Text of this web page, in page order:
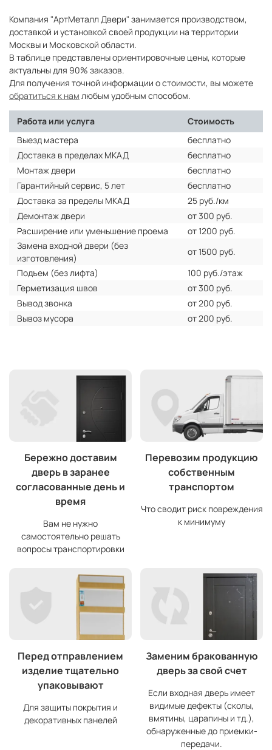
Компания "АртМеталл Двери" занимается производством,
доставкой и установкой своей продукции на территории
Москвы и Московской области.
В таблице представлены ориентировочные цены, которые
актуальны для 90% заказов.
Для получения точной информации о стоимости, вы можете
обратиться к нам любым удобным способом.
Работа или услуга
Стоимость
Выезд мастера
бесплатно
Доставка в пределах МКАД
бесплатно
Монтаж двери
бесплатно
Гарантийный сервис, 5 лет
бесплатно
Доставка за пределы МКАД
25 руб./км
Демонтаж двери
от 300 руб.
Расширение или уменьшение проема
от 1200 руб.
Замена входной двери (без
изготовления)
от 1500 руб.
Подъем (без лифта)
100 руб./этаж
Герметизация швов
от 300 руб.
Вывод звонка
от 200 руб.
Вывоз мусора
от 200 руб.
Бережно доставим
дверь в заранее
согласованные день и
время
Вам не нужно
самостоятельно решать
вопросы транспортировки
Перевозим продукцию
собственным
транспортом
Что сводит риск повреждения
к минимуму
Перед отправлением
изделие тщательно
упаковывают
Для защиты покрытия и
декоративных панелей
Заменим бракованную
дверь за свой счет
Если входная дверь имеет
видимые дефекты (сколы,
вмятины, царапины и тд.),
обнаруженные до приемки-
передачи.